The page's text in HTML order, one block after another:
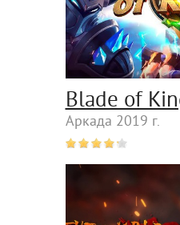
Blade of
Аркада 2019 г.